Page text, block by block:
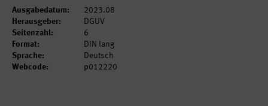
Ausgabedatum:
2023.08
Herausgeber:
DGUV
Seitenzahl:
6
Format:
DIN lang
Sprache:
Deutsch
Webcode:
p012220